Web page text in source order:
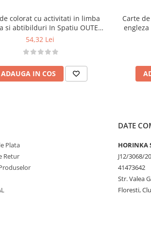
și desen
supravegherea
colorat cu activitati in limba
si abtibilduri In Spatiu OUTER
SPACE
54,32 Lei
ADAUGA IN COS
Carte
engleza
Plata
Retur
DATE
HORINKA
J12/3068/
41473642
Str. Valea
Floresti,